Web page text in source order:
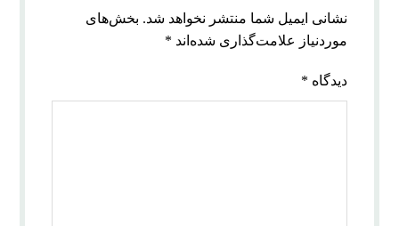
نشانی ایمیل شما منتشر نخواهد شد. بخش‌های
موردنیاز علامت‌گذاری شده‌اند *
دیدگاه *